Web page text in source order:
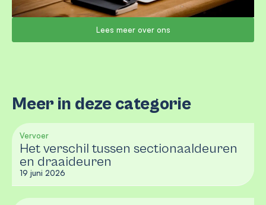
Lees meer over ons
Meer in deze categorie
Vervoer
Het verschil tussen sectionaaldeuren
en draaideuren
19 juni 2026